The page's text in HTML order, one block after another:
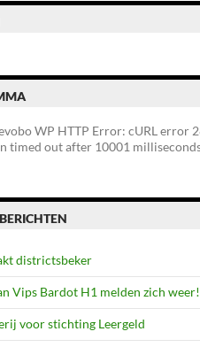
WP HTTP Error: cURL error
timed out after 10001
districtsbeker
Vips Bardot H1 melden zich weer!
voor stichting Leergeld